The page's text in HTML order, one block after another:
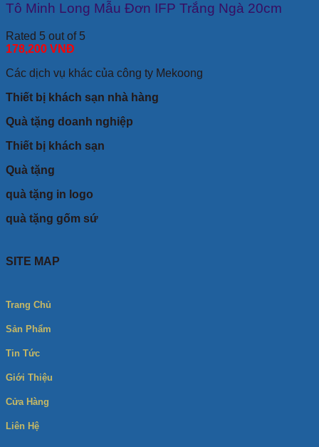
Tô Minh Long Mẫu Đơn IFP Trắng Ngà 20cm
Rated 5 out of 5
178,200 VNĐ
Các dịch vụ khác của công ty Mekoong
Thiết bị khách sạn nhà hàng
Quà tặng doanh nghiệp
Thiết bị khách sạn
Quà tặng
quà tặng in logo
quà tặng gốm sứ
SITE MAP
Trang Chủ
Sản Phẩm
Tin Tức
Giới Thiệu
Cửa Hàng
Liên Hệ